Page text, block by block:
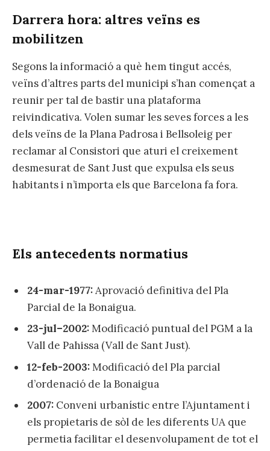
Darrera hora: altres veïns es
mobilitzen
Segons la informació a què hem tingut accés,
veïns d’altres parts del municipi s’han començat a
reunir per tal de bastir una plataforma
reivindicativa. Volen sumar les seves forces a les
dels veïns de la Plana Padrosa i Bellsoleig per
reclamar al Consistori que aturi el creixement
desmesurat de Sant Just que expulsa els seus
habitants i n’importa els que Barcelona fa fora.
Els antecedents normatius
24-mar-1977:Aprovació definitiva del Pla
Parcial de la Bonaigua.
23-jul–2002:Modificació puntual del PGM a la
Vall de Pahissa (Vall de Sant Just).
12-feb-2003:Modificació del Pla parcial
d’ordenació de la Bonaigua
2007: Conveni urbanístic entre l’Ajuntament i
els propietaris de sòl de les diferents UA que
permetia facilitar el desenvolupament de tot el